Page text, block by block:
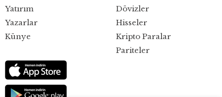
Yatırım
Yazarlar
Künye
Dövizler
Hisseler
Kripto Paralar
Pariteler